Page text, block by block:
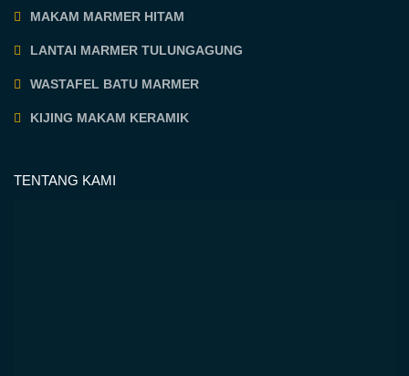
MAKAM MARMER HITAM
LANTAI MARMER TULUNGAGUNG
WASTAFEL BATU MARMER
KIJING MAKAM KERAMIK
TENTANG KAMI